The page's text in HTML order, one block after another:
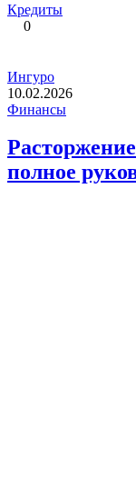
Кредиты
0
Ингуро
10.02.2026
Финансы
полное